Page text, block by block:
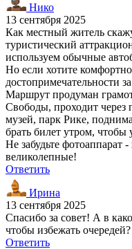
Нико
13 сентября 2025
Как местный житель
туристический
используем обычные
Но если хотите
достопримечательности
Маршрут продуман
Свободы, проходит через
музей, парк Рике,
брать билет утром, чтобы
Не забудьте фотоаппарат
великолепные!
Ответить
Ирина
13 сентября 2025
Спасибо за совет! А в
чтобы избежать очередей?
Ответить